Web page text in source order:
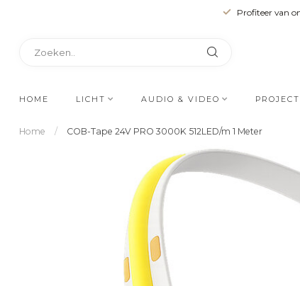
Profiteer van
HOME LICHT AUDIO & VIDEO
Home / COB-Tape 24V PRO 3000K 512LED/m 1 Meter